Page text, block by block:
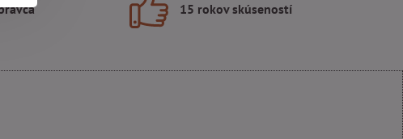
15 rokov skúseností